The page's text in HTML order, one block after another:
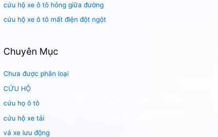
cứu hộ xe ô tô hỏng giữa đường
cứu hộ xe ô tô mất điện đột ngột
Chuyên Mục
Chưa được phân loại
CỨU HỘ
cứu họ ô tô
cứu hộ xe tải
vá xe lưu động